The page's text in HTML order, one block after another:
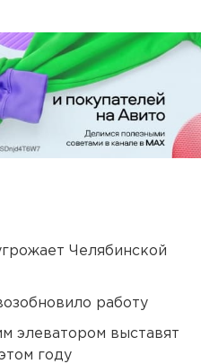
Челябинской
работу
элеватором выставят
году